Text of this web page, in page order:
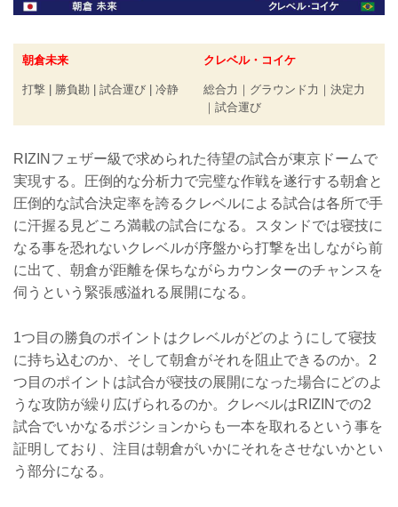
朝倉未来
打撃 | 勝負勘 | 試合運び | 冷静
クレベル・コイケ
総合力｜グラウンド力｜決定力
｜試合運び
RIZINフェザー級で求められた待望の試合が東京ドームで
実現する。圧倒的な分析力で完璧な作戦を遂行する朝倉と
圧倒的な試合決定率を誇るクレベルによる試合は各所で手
に汗握る見どころ満載の試合になる。スタンドでは寝技に
なる事を恐れないクレベルが序盤から打撃を出しながら前
に出て、朝倉が距離を保ちながらカウンターのチャンスを
伺うという緊張感溢れる展開になる。
1つ目の勝負のポイントはクレベルがどのようにして寝技
に持ち込むのか、そして朝倉がそれを阻止できるのか。2
つ目のポイントは試合が寝技の展開になった場合にどのよ
うな攻防が繰り広げられるのか。クレべルはRIZINでの2
試合でいかなるポジションからも一本を取れるという事を
証明しており、注目は朝倉がいかにそれをさせないかとい
う部分になる。